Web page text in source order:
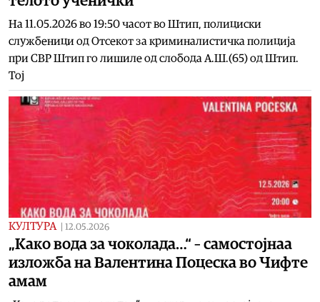
На 11.05.2026 во 19:50 часот во Штип, полициски
службеници од Отсекот за криминалистичка полиција
при СВР Штип го лишиле од слобода А.Ш.(65) од Штип.
Тој
КУЛТУРА 12.05.2026
„Како вода за чоколада…“ – самостојнаа
изложба на Валентина Поцеска во Чифте
амам